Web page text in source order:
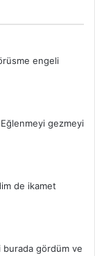
engeli
Eğlenmeyi gezmeyi
de ikamet
burada gördüm ve